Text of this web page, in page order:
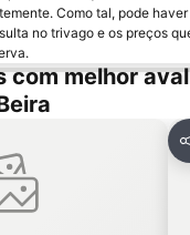
Igreja de São
Aldeia de
Como tal, pode
no trivago e os preços
com melhor
favoritos